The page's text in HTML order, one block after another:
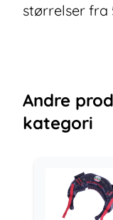
størrelser fra
Andre
kategori